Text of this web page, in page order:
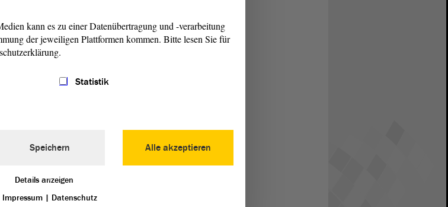
kann es zu einer Datenübertragung und -verarbeitung
der jeweiligen Plattformen kommen. Bitte lesen Sie für
Statistik
Alle akzeptieren
Speichern
Details anzeigen
Impressum | Datenschutz